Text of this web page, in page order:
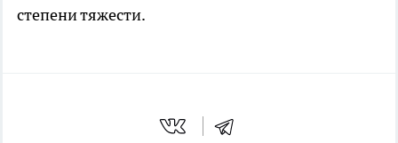
степени тяжести.